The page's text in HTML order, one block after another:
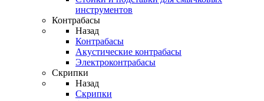
инструментов
Контрабасы
Назад
Контрабасы
Акустические контрабасы
Электроконтрабасы
Скрипки
Назад
Скрипки